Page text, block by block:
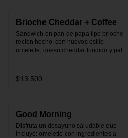
Brioche Cheddar + Coffee
Sándwich en pan de papa tipo brioche
recién hecho, con huevos estilo
omelette, queso cheddar fundido y palta,
Se envía en bolsa delivery.
$13.500
Good Morning
Disfruta un desayuno saludable que
incluye: omelette con ingredientes a